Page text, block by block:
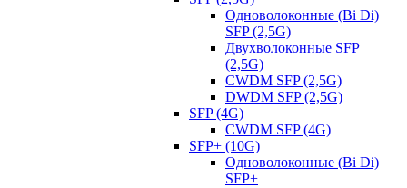
Одноволоконные (Bi Di)
SFP (2,5G)
Двухволоконные SFP
(2,5G)
CWDM SFP (2,5G)
DWDM SFP (2,5G)
SFP (4G)
CWDM SFP (4G)
SFP+ (10G)
Одноволоконные (Bi Di)
SFP+